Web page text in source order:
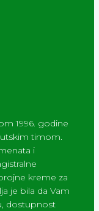
1996. godine
timom.
i
kreme za
je bila da Vam
dostupnost